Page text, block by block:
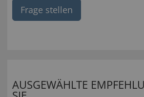
Frage stellen
AUSGEWÄHLTE